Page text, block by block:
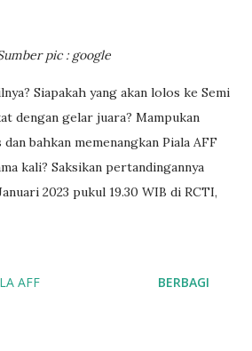
pic : google
Siapakah yang akan lolos ke Semi
dengan gelar juara? Mampukan
bahkan memenangkan Piala AFF
kali? Saksikan pertandingannya
2023 pukul 19.30 WIB di RCTI,
AFF BERBAGI